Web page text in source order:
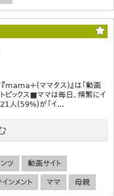
mama＋(ママタス)』は「動画
ピックス■ママは毎日、頻繁にイ
人(59%)が「イ...
ツ 動画サイト
ンメント ママ 母親